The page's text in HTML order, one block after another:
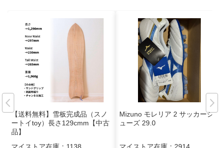
【送料無料】雪板完成品（スノ
ートイtoy）長さ129cmm【中古
品】
Mizuno モレリア 2 サッカーシ
ューズ 29.0